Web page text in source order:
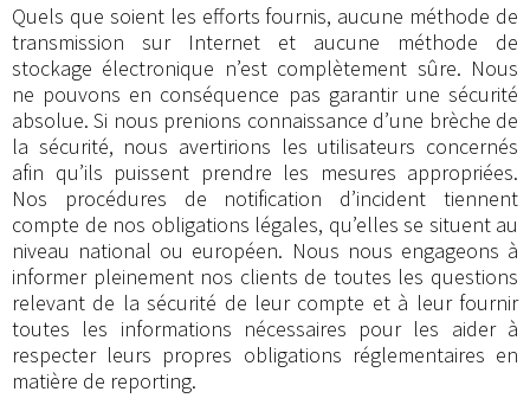
Quels que soient les efforts fournis, aucune méthode de
transmission sur Internet et aucune méthode de
stockage électronique n’est complètement sûre. Nous
ne pouvons en conséquence pas garantir une sécurité
absolue. Si nous prenions connaissance d’une brèche de
la sécurité, nous avertirions les utilisateurs concernés
afin qu’ils puissent prendre les mesures appropriées.
Nos procédures de notification d’incident tiennent
compte de nos obligations légales, qu’elles se situent au
niveau national ou européen. Nous nous engageons à
informer pleinement nos clients de toutes les questions
relevant de la sécurité de leur compte et à leur fournir
toutes les informations nécessaires pour les aider à
respecter leurs propres obligations réglementaires en
matière de reporting.